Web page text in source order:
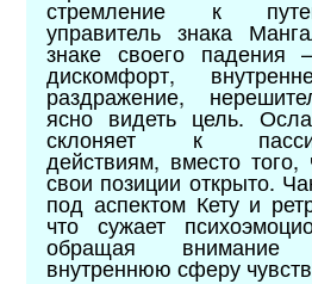
стремление к
управитель знака
знаке своего падения
дискомфорт,
раздражение,
ясно видеть цель.
склоняет к
действиям, вместо того,
свои позиции открыто.
под аспектом Кету и
что сужает
обращая
внутреннюю сферу